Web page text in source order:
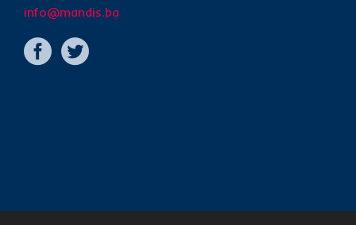
info@mandis.ba